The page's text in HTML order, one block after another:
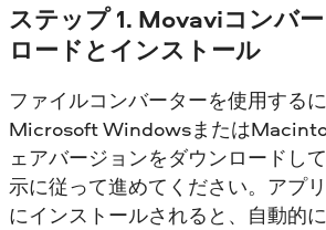
ステップ 1. Movaviコンバ
ロードとインストール
ファイルコンバーターを使用するに
Microsoft Windowsまたは
ェアバージョンをダウンロードし
示に従って進めてください。アプ
にインストールされると、自動的